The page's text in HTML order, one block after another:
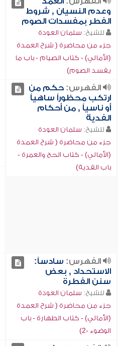
وعدم النسيان , شروط
الفطر بمفسدات الصوم
للشيخ: سلمان العودة
جزء من محاضرة ( شرح العمدة
(الأمالي) - كتاب الصيام - باب ما
يفسد الصوم)
الفهرس:حكم من
ارتكب محظوراً ساهياً
أو ناسياً , من أحكام
الفدية
للشيخ: سلمان العودة
جزء من محاضرة ( شرح العمدة
(الأمالي) - كتاب الحج والعمرة -
باب الفدية)
الفهرس: سادساً:
الاستحداد , بعض
سنن الفطرة
للشيخ: سلمان العودة
جزء من محاضرة ( شرح العمدة
(الأمالي) - كتاب الطهارة - باب
الوضوء -2)